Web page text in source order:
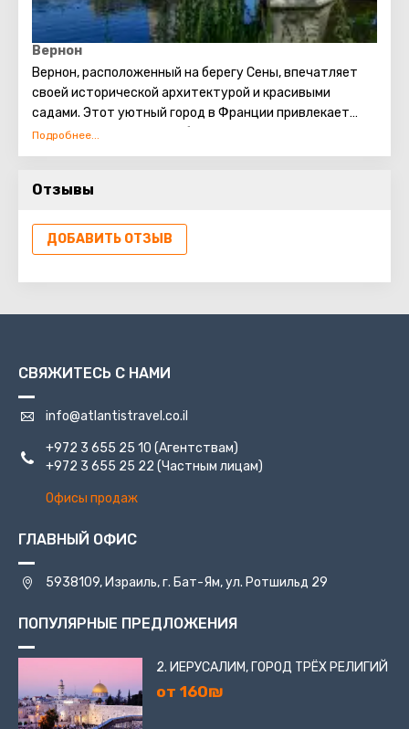
Вернон
Вернон, расположенный на берегу Сены, впечатляет
своей исторической архитектурой и красивыми
садами. Этот уютный город в Франции привлекает
своей провинциальной обстановкой и уникальным
культурным наследием.
Отзывы
ДОБАВИТЬ ОТЗЫВ
СВЯЖИТЕСЬ С НАМИ
info@atlantistravel.co.il
+972 3 655 25 10 (Агентствам)
+972 3 655 25 22 (Частным лицам)
Офисы продаж
ГЛАВНЫЙ ОФИС
5938109, Израиль, г. Бат-Ям, ул. Ротшильд 29
ПОПУЛЯРНЫЕ ПРЕДЛОЖЕНИЯ
2. ИЕРУСАЛИМ, ГОРОД ТРЁХ РЕЛИГИЙ
от 160₪